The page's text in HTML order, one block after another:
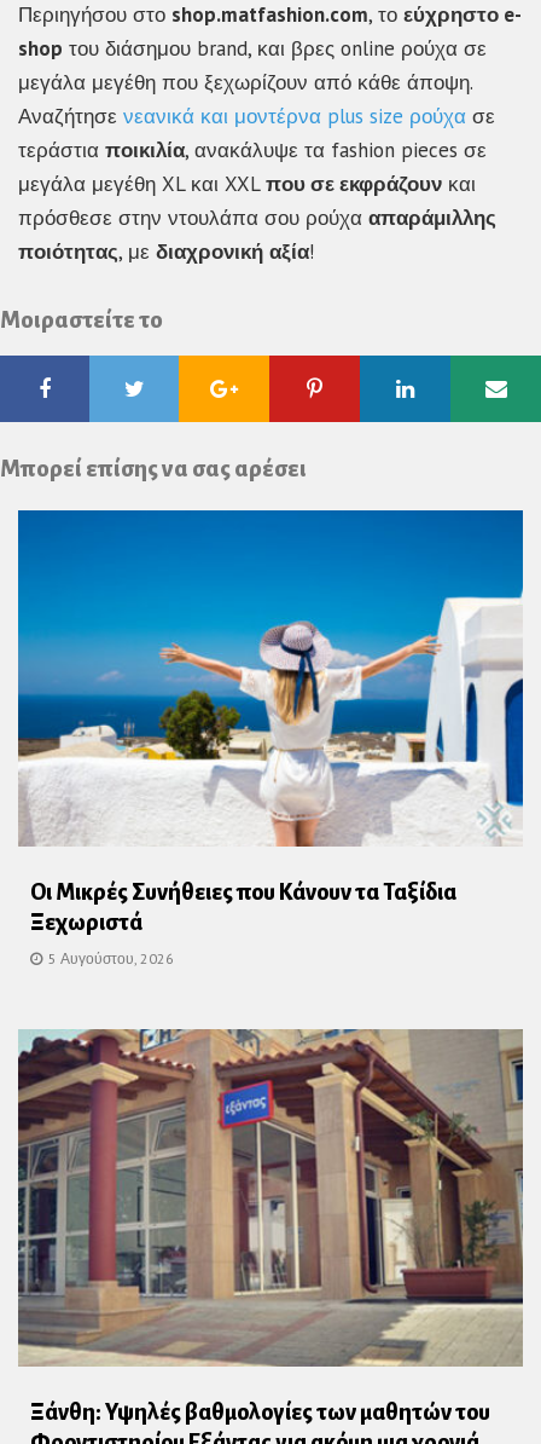
Περιηγήσου στο shop.matfashion.com, το εύχρηστο e-
shop του διάσημου brand, και βρες online ρούχα σε
μεγάλα μεγέθη που ξεχωρίζουν από κάθε άποψη.
Αναζήτησε νεανικά και μοντέρνα plus size ρούχα σε
τεράστια ποικιλία, ανακάλυψε τα fashion pieces σε
μεγάλα μεγέθη XL και XXLπου σε εκφράζουν και
πρόσθεσε στην ντουλάπα σου ρούχα απαράμιλλης
ποιότητας, με διαχρονική αξία!
Μοιραστείτε το
FacebookTwitter Google
Plus
Pinterest Linkedin
Μπορεί επίσης να σας αρέσει
Οι Μικρές Συνήθειες που Κάνουν τα Ταξίδια
Ξεχωριστά
5 Αυγούστου, 2026
Ξάνθη: Υψηλές βαθμολογίες των μαθητών του